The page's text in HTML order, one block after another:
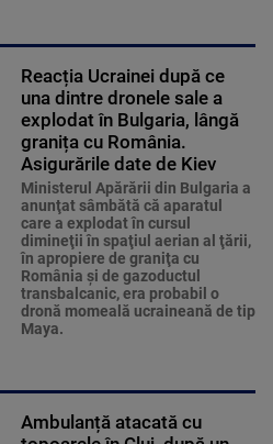
Reacția Ucrainei după ce
una dintre dronele sale a
explodat în Bulgaria, lângă
granița cu România.
Asigurările date de Kiev
Ministerul Apărării din Bulgaria a
anunţat sâmbătă că aparatul
care a explodat în cursul
dimineţii în spaţiul aerian al ţării,
în apropiere de graniţa cu
România şi de gazoductul
transbalcanic, era probabil o
dronă momeală ucraineană de tip
Maya.
Ambulanță atacată cu